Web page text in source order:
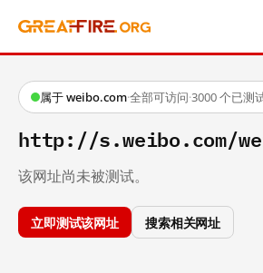
属于 weibo.com·全部可访问·3000 个已测
http://s.weibo.com/
该网址尚未被测试。
立即测试该网址 搜索相关网址